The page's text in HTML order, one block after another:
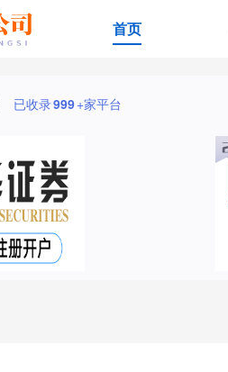
首页
已收录999+家平台